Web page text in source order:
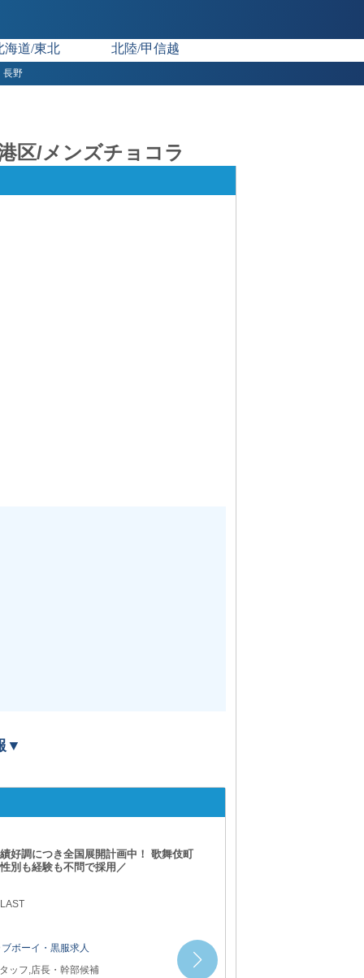
海道/東北 北陸/甲信越
長野
区/メンズチョコラ
▼
係なし／ 性別や年齢も問わず活躍できる
バイトOK》
ボーイ・黒服求人
ッフ